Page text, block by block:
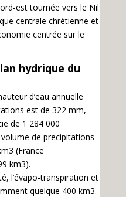
est tournée vers le Nil
centrale chrétienne et
centrée sur le
hydrique du
d’eau annuelle
est de 322 mm,
de 1 284 000
de precipitations
(France
km3).
l’évapo-transpiration et
quelque 400 km3.